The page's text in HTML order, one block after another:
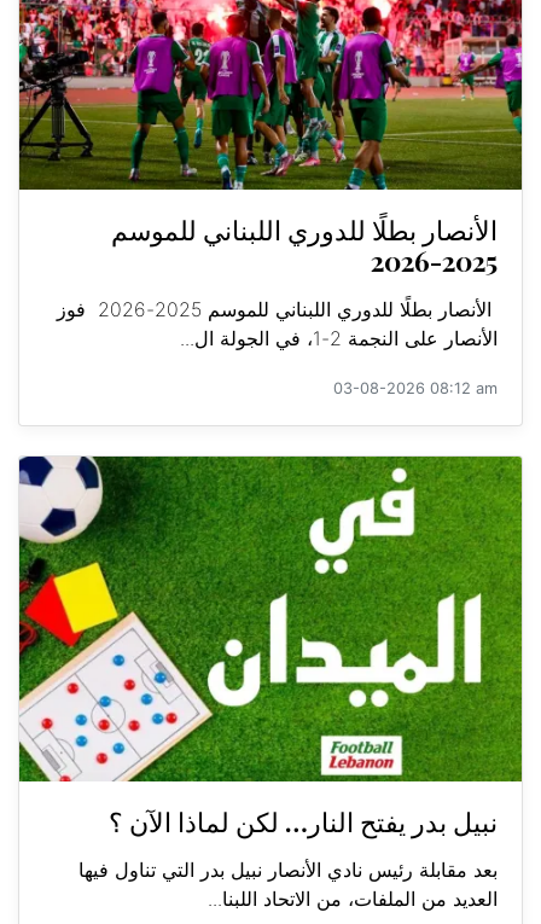
الأنصار بطلًا للدوري اللبناني للموسم
2025-2026
الأنصار بطلًا للدوري اللبناني للموسم 2025-2026 فوز
الأنصار على النجمة 2-1، في الجولة ال...
03-08-2026 08:12 am
نبيل بدر يفتح النار… لكن لماذا الآن ؟
بعد مقابلة رئيس نادي الأنصار نبيل بدر التي تناول فيها
العديد من الملفات، من الاتحاد اللبنا...